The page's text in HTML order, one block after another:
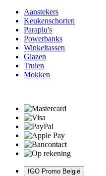
Aanstekers
Keukenschorten
Paraplu's
Powerbanks
Winkeltassen
Glazen
Truien
Mokken
IGO Promo België